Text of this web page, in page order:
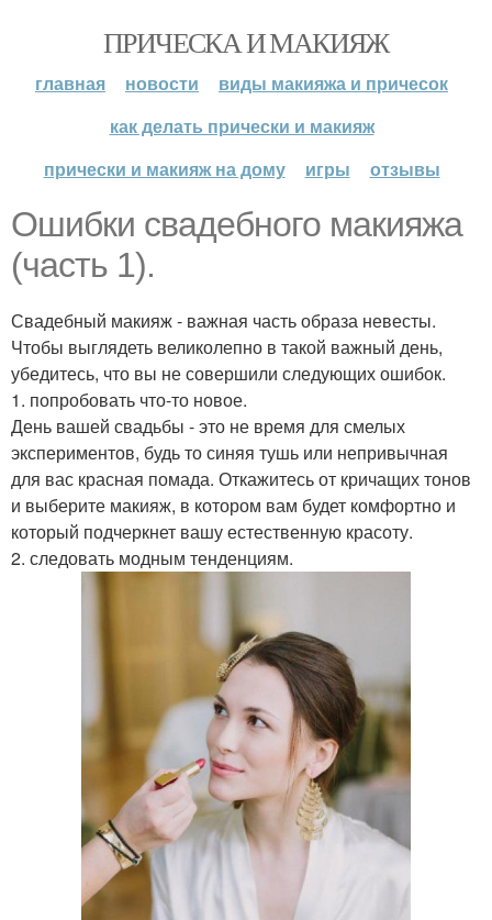
ПРИЧЕСКА И МАКИЯЖ
главная новости
виды макияжа и причесок
как делать прически и макияж
прически и макияж на дому
игры отзывы
Ошибки свадебного макияжа
(часть 1).
Свадебный макияж - важная часть образа невесты.
Чтобы выглядеть великолепно в такой важный день,
убедитесь, что вы не совершили следующих ошибок.
1. попробовать что-то новое.
День вашей свадьбы - это не время для смелых
экспериментов, будь то синяя тушь или непривычная
для вас красная помада. Откажитесь от кричащих тонов
и выберите макияж, в котором вам будет комфортно и
который подчеркнет вашу естественную красоту.
2. следовать модным тенденциям.